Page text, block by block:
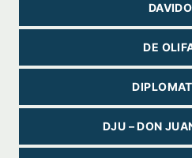
DE
DJU – DON